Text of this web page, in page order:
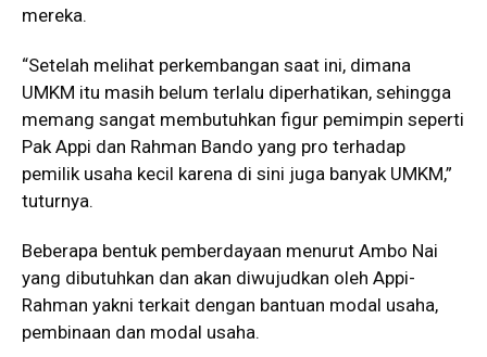
mereka.
“Setelah melihat perkembangan saat ini, dimana
UMKM itu masih belum terlalu diperhatikan, sehingga
memang sangat membutuhkan figur pemimpin seperti
Pak Appi dan Rahman Bando yang pro terhadap
pemilik usaha kecil karena di sini juga banyak UMKM,”
tuturnya.
Beberapa bentuk pemberdayaan menurut Ambo Nai
yang dibutuhkan dan akan diwujudkan oleh Appi-
Rahman yakni terkait dengan bantuan modal usaha,
pembinaan dan modal usaha.